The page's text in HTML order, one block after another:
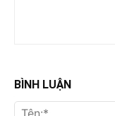
BÌNH LUẬN